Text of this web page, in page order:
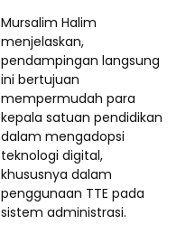
Mursalim Halim
menjelaskan,
pendampingan langsung
ini bertujuan
mempermudah para
kepala satuan pendidikan
dalam mengadopsi
teknologi digital,
khususnya dalam
penggunaan TTE pada
sistem administrasi.